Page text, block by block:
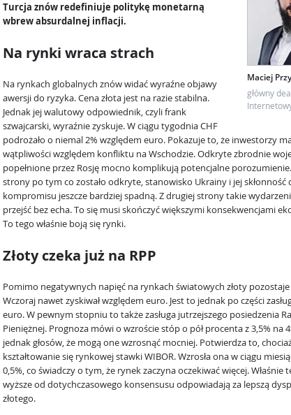
Maciej
główny
Turcja znów redefiniuje politykę monetarną
wbrew absurdalnej inflacji.
Na rynki wraca strach
Na rynkach globalnych znów widać wyraźne objawy
awersji do ryzyka. Cena złota jest na razie stabilna.
Jednak jej walutowy odpowiednik, czyli frank
szwajcarski, wyraźnie zyskuje. W ciągu tygodnia CHF
podrożało o niemal 2% względem euro. Pokazuje to, że inwestorzy
wątpliwości względem konfliktu na Wschodzie. Odkryte zbrodnie
popełnione przez Rosję mocno komplikują potencjalne
strony po tym co zostało odkryte, stanowisko Ukrainy i jej skłonność
kompromisu jeszcze bardziej spadną. Z drugiej strony takie
przejść bez echa. To się musi skończyć większymi konsekwencjami
To tego właśnie boją się rynki.
Złoty czeka już na RPP
Pomimo negatywnych napięć na rynkach światowych złoty pozostaje
Wczoraj nawet zyskiwał względem euro. Jest to jednak po części
euro. W pewnym stopniu to także zasługa jutrzejszego posiedzenia
Pieniężnej. Prognoza mówi o wzroście stóp o pół procenta z 3,5% na
jednak głosów, że mogą one wzrosnąć mocniej. Potwierdza to,
kształtowanie się rynkowej stawki WIBOR. Wzrosła ona w ciągu
0,5%, co świadczy o tym, że rynek zaczyna oczekiwać więcej. Właśnie
wyższe od dotychczasowego konsensusu odpowiadają za lepszą
złotego.